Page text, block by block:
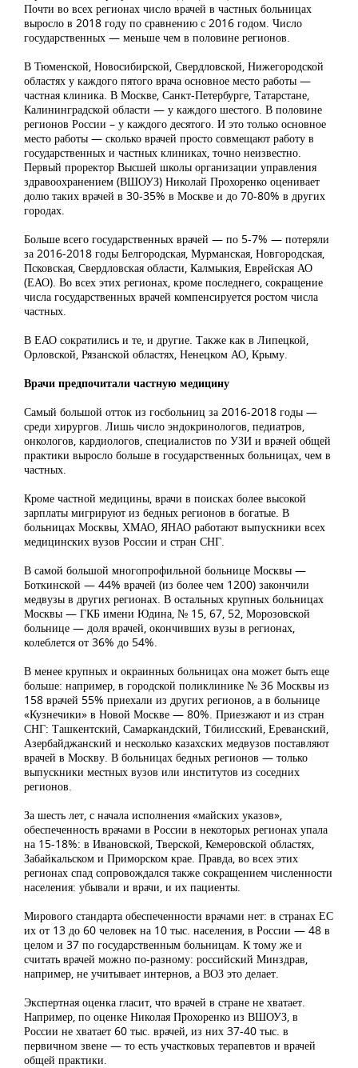
Почти во всех регионах число врачей в частных больницах
выросло в 2018 году по сравнению с 2016 годом. Число
государственных — меньше чем в половине регионов.
В Тюменской, Новосибирской, Свердловской, Нижегородской
областях у каждого пятого врача основное место работы —
частная клиника. В Москве, Санкт-Петербурге, Татарстане,
Калининградской области — у каждого шестого. В половине
регионов России – у каждого десятого. И это только основное
место работы — сколько врачей просто совмещают работу в
государственных и частных клиниках, точно неизвестно.
Первый проректор Высшей школы организации управления
здравоохранением (ВШОУЗ) Николай Прохоренко оценивает
долю таких врачей в 30-35% в Москве и до 70-80% в других
городах.
Больше всего государственных врачей — по 5-7% — потеряли
за 2016-2018 годы Белгородская, Мурманская, Новгородская,
Псковская, Свердловская области, Калмыкия, Еврейская АО
(ЕАО). Во всех этих регионах, кроме последнего, сокращение
числа государственных врачей компенсируется ростом числа
частных.
В ЕАО сократились и те, и другие. Также как в Липецкой,
Орловской, Рязанской областях, Ненецком АО, Крыму.
Врачи предпочитали частную медицину
Самый большой отток из госбольниц за 2016-2018 годы —
среди хирургов. Лишь число эндокринологов, педиатров,
онкологов, кардиологов, специалистов по УЗИ и врачей общей
практики выросло больше в государственных больницах, чем в
частных.
Кроме частной медицины, врачи в поисках более высокой
зарплаты мигрируют из бедных регионов в богатые. В
больницах Москвы, ХМАО, ЯНАО работают выпускники всех
медицинских вузов России и стран СНГ.
В самой большой многопрофильной больнице Москвы —
Боткинской — 44% врачей (из более чем 1200) закончили
медвузы в других регионах. В остальных крупных больницах
Москвы — ГКБ имени Юдина, № 15, 67, 52, Морозовской
больнице — доля врачей, окончивших вузы в регионах,
колеблется от 36% до 54%.
В менее крупных и окраинных больницах она может быть еще
больше: например, в городской поликлинике № 36 Москвы из
158 врачей 55% приехали из других регионов, а в больнице
«Кузнечики» в Новой Москве — 80%. Приезжают и из стран
СНГ: Ташкентский, Самаркандский, Тбилисский, Ереванский,
Азербайджанский и несколько казахских медвузов поставляют
врачей в Москву. В больницах бедных регионов — только
выпускники местных вузов или институтов из соседних
регионов.
За шесть лет, с начала исполнения «майских указов»,
обеспеченность врачами в России в некоторых регионах упала
на 15-18%: в Ивановской, Тверской, Кемеровской областях,
Забайкальском и Приморском крае. Правда, во всех этих
регионах спад сопровождался также сокращением численности
населения: убывали и врачи, и их пациенты.
Мирового стандарта обеспеченности врачами нет: в странах ЕС
их от 13 до 60 человек на 10 тыс. населения, в России — 48 в
целом и 37 по государственным больницам. К тому же и
считать врачей можно по-разному: российский Минздрав,
например, не учитывает интернов, а ВОЗ это делает.
Экспертная оценка гласит, что врачей в стране не хватает.
Например, по оценке Николая Прохоренко из ВШОУЗ, в
России не хватает 60 тыс. врачей, из них 37-40 тыс. в
первичном звене — то есть участковых терапевтов и врачей
общей практики.